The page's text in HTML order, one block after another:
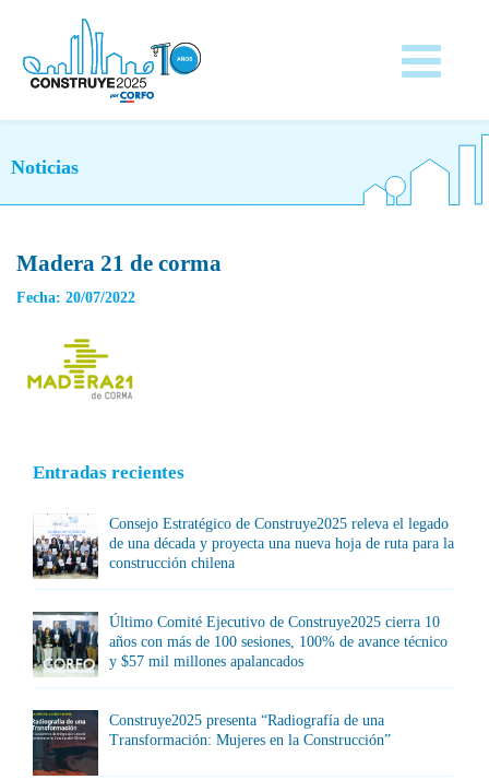
Noticias
Madera 21 de corma
Fecha: 20/07/2022
Entradas recientes
Consejo Estratégico de Construye2025 releva el legado
de una década y proyecta una nueva hoja de ruta para la
construcción chilena
Último Comité Ejecutivo de Construye2025 cierra 10
años con más de 100 sesiones, 100% de avance técnico
y $57 mil millones apalancados
Construye2025 presenta “Radiografía de una
Transformación: Mujeres en la Construcción”